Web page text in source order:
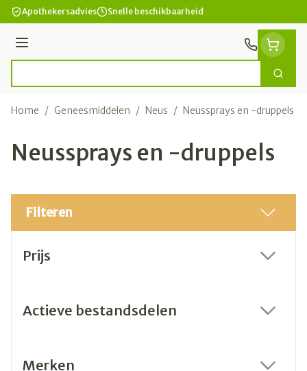
Ga naar de inhoud
Apothekersadvies Snelle beschikbaarheid
Menu
Zoek
Home / Geneesmiddelen / Neus / Neussprays en -druppels
Neussprays en -druppels
Filteren
Prijs
Actieve bestandsdelen
Merken